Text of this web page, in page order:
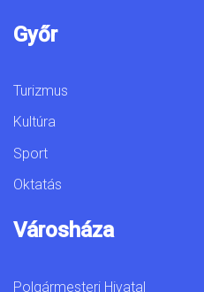
Győr
Turizmus
Kultúra
Sport
Oktatás
Városháza
Polgármesteri Hivatal